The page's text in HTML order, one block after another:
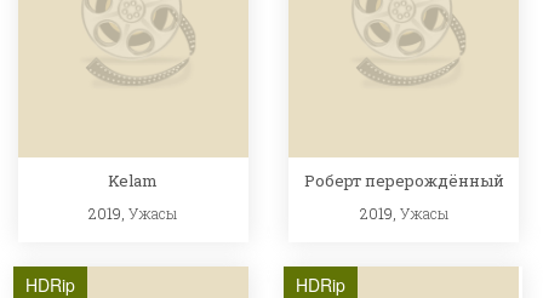
Kelam
2019,Ужасы
Роберт перерождённый
2019, Ужасы
HDRip HDRip